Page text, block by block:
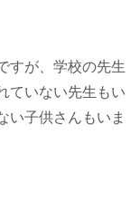
すが、学校の先生
ていない先生もい
い子供さんもいま